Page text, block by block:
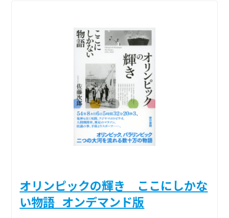
オリンピックの輝き ここにしかな
い物語_オンデマンド版